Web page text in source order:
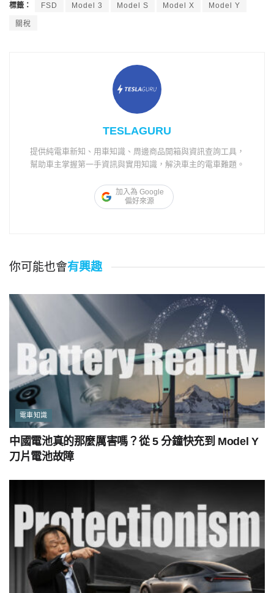
標籤： FSD Model 3 Model S Model X Model Y
關稅
TESLAGURU
提供純電車新知、用車知識、周邊商品開箱與資訊查詢工具，
幫助車主掌握第一手資訊與實用知識，解決車主的電車難題。
加入為 Google
偏好來源
你可能也會有興趣
電車知識
中國電池真的那麼厲害嗎？從 5 分鐘快充到 Model Y
刀片電池故障